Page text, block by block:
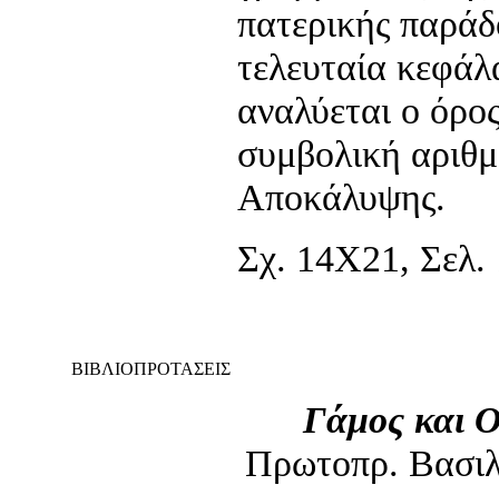
πατερικής
τελευταία
αναλύεται ο
συμβολική
Αποκάλυψης.
Σχ. 14Χ21, Σελ.
ΒΙΒΛΙΟΠΡΟΤΑΣΕΙΣ
Γάμος και
Πρωτοπρ.